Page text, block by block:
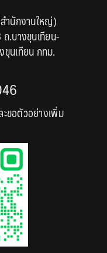
ำนักงานใหญ่)
.บางขุนเทียน-
ขุนเทียน กทม.
ขอตัวอย่างเพิ่ม